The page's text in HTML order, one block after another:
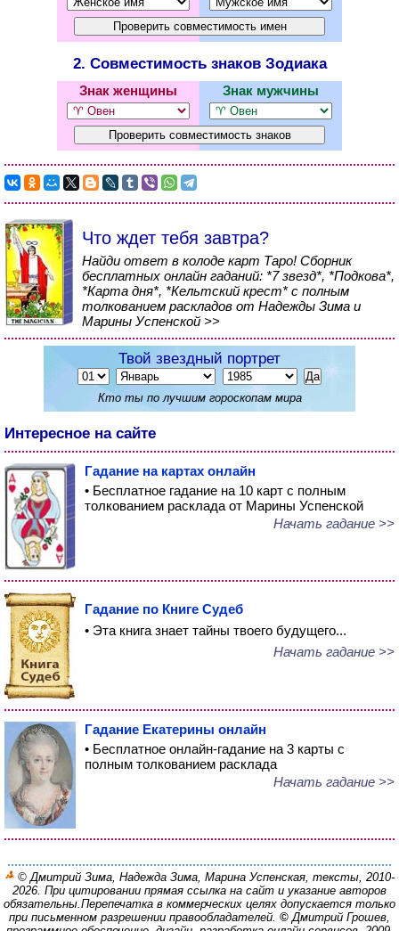
2. Совместимость знаков Зодиака
Знак женщины Знак мужчины
Что ждет тебя завтра?
Найди ответ в колоде карт Таро! Сборник
бесплатных онлайн гаданий: *7 звезд*, *Подкова*,
*Карта дня*, *Кельтский крест* с полным
толкованием раскладов от Надежды Зима и
Марины Успенской >>
Твой звездный портрет
Кто ты по лучшим гороскопам мира
Интересное на сайте
Гадание на картах онлайн
• Бесплатное гадание на 10 карт с полным
толкованием расклада от Марины Успенской
Начать гадание >>
Гадание по Книге Судеб
• Эта книга знает тайны твоего будущего...
Начать гадание >>
Гадание Екатерины онлайн
• Бесплатное онлайн-гадание на 3 карты с
полным толкованием расклада
Начать гадание >>
© Дмитрий Зима, Надежда Зима, Марина Успенская, тексты, 2010-
2026. При цитировании прямая ссылка на сайт и указание авторов
обязательны.Перепечатка в коммерческих целях допускается только
при письменном разрешении правообладателей. © Дмитрий Грошев,